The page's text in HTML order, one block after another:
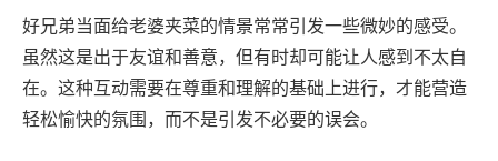
好兄弟当面给老婆夹菜的情景常常引发一些微妙的感受。
虽然这是出于友谊和善意，但有时却可能让人感到不太自
在。这种互动需要在尊重和理解的基础上进行，才能营造
轻松愉快的氛围，而不是引发不必要的误会。